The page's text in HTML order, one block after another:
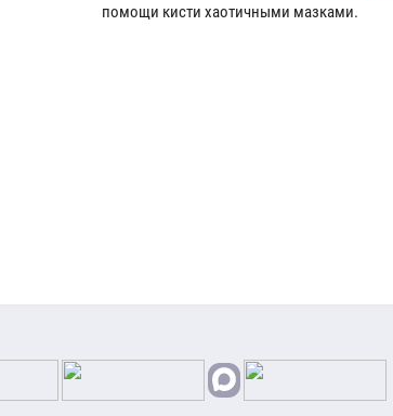
помощи кисти хаотичными мазками.